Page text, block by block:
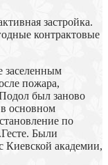
застройка.
контрактовые
заселенным
пожара,
был заново
основном
по
Были
Киевской академии,